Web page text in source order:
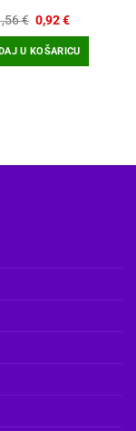
€ Izvorna
cijena
bila
je:
1,56 €.
0,92€Trenutna
0,92 €.
U KOŠARICU